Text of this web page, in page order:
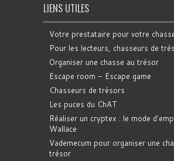
LIENS UTILES
Votre prestataire pour votre
Pour les lecteurs, chasseurs de
Organiser une chasse au trésor
Escape room - Escape game
Chasseurs de trésors
Les puces du ChAT
Réaliser un cryptex : le mode
Wallace
Vademecum pour organiser une
trésor